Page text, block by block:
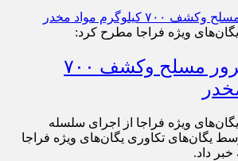
ویژه فراجا مطرح کرد:
هلاکت چهار شرور مسلح وکشف ۷۰۰
ویژه فراجا از اجرای سلسله
یگان‌های تکاوری یگان‌های ویژه فراجا